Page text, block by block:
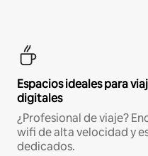
Espacios ideales para
digitales
¿Profesional de viaje?
wifi de alta velocidad y
dedicados.